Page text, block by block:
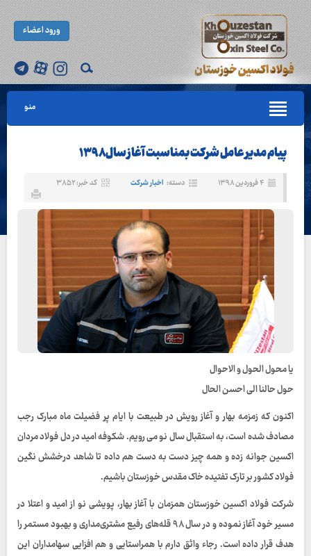
ورود اعضاء
منو
پیام مدیر عامل شرکت بمناسبت آغاز سال ۱۳۹۸
۴ فروردین ۱۳۹۸ دسته: اخبار شرکت کد خبر: ۳۸۵۲
یا محول الحول و الاحوال
حول حالنا الی احسن الحال
اکنون که زمزمه بهار و آغاز رویش در طبیعت با ایام پر فضیلت ماه مبارک رجب
مصادف شده است، به استقبال سال نو می رویم. شکوفه امید در دل فولاد مردان
اکسین جوانه زده و همه چیز دست به دست هم داده تا شاهد درخشش نگین
فولاد کشور بر تارک تفتیده خاک مقدس خوزستان باشیم.
شرکت فولاد اکسین خوزستان همزمان با آغاز بهار، پویشی نو از امید و اعتلا در
مسیر خود آغاز نموده و در سال ۹۸ قله‌های رفیع مشتری‌مداری و بهبود مستمر را
هدف قرار داده است. رجاء واثق دارم با همراستایی و هم افزایی سهامداران این